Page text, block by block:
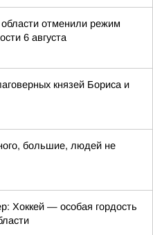
отменили режим
6 августа
князей Бориса и
большие, людей не
Хоккей — особая гордость